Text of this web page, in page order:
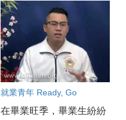
就業青年 Ready, Go
在畢業旺季，畢業生紛紛